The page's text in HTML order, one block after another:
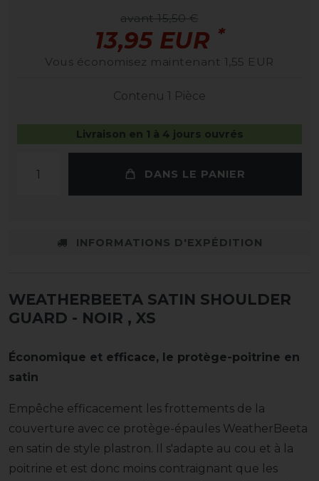
avant 15,50 €
13,95 EUR *
Vous économisez maintenant 1,55 EUR
Contenu 1 Pièce
Livraison en 1 à 4 jours ouvrés
DANS LE PANIER
INFORMATIONS D'EXPÉDITION
WEATHERBEETA SATIN SHOULDER
GUARD - NOIR , XS
Économique et efficace, le protège-poitrine en
satin
Empêche efficacement les frottements de la
couverture avec ce protège-épaules WeatherBeeta
en satin de style plastron. Il s'adapte au cou et à la
poitrine et est donc moins contraignant que les